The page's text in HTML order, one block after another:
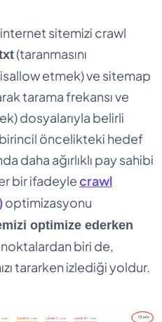
sitemizi crawl
(taranmasını
etmek) ve sitemap
tarama frekansı ve
dosyalarıyla belirli
öncelikteki hedef
daha ağırlıklı pay sahibi
bir ifadeylecrawl
optimizasyonu
optimize ederken
biri de,
tararken izlediği yoldur.